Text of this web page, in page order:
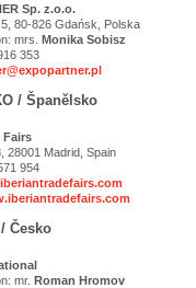
Sp. z.o.o.
80-826 Gdańsk, Polska
mrs. Monika Sobisz
353
/ Španělsko
Fairs
28001 Madrid, Spain
954
Česko
mr. Roman Hromov